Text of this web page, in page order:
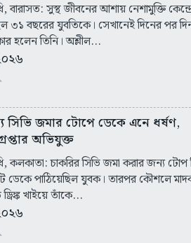
বারাসত: সুস্থ জীবনের আশায় নেশামুক্তি
৩১ বছরের যুবতিকে। সেখানেই দিনের পর
হলেন তিনি। অশ্লীল...
সিভি জমার টোপে ডেকে এনে ধর্ষণ,
অভিযুক্ত
কলকাতা: চাকরির সিভি জমা করার জন্য টোপ
ডেকে পাঠিয়েছিল যুবক। তারপর কৌশলে
খাইয়ে তাঁকে...